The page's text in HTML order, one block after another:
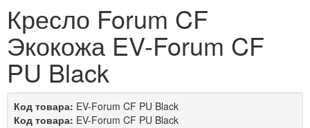
Кресло Forum CF
Экокожа EV-Forum CF
PU Black
Код товара: EV-Forum CF PU Black
Код товара: EV-Forum CF PU Black